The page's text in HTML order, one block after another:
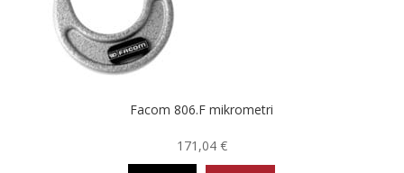
Facom 806.F mikrometri
171,04 €